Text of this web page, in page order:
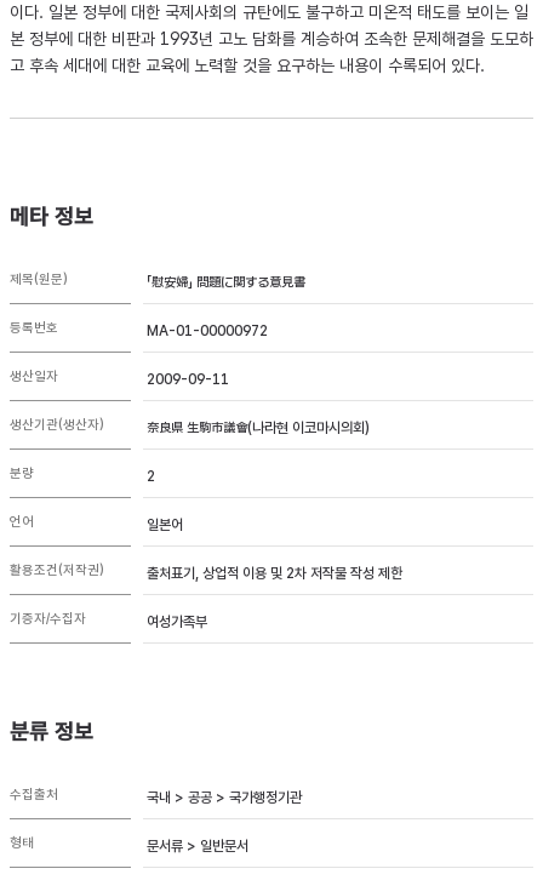
이다. 일본 정부에 대한 국제사회의 규탄에도 불구하고 미온적 태도를 보이는 일
본 정부에 대한 비판과 1993년 고노 담화를 계승하여 조속한 문제해결을 도모하
고 후속 세대에 대한 교육에 노력할 것을 요구하는 내용이 수록되어 있다.
메타 정보
제목(원문) 「慰安婦」 問題に関する意見書
등록번호 MA-01-00000972
생산일자 2009-09-11
생산기관(생산자) 奈良県 生駒市議會(나라현 이코마시의회)
분량 2
언어 일본어
활용조건(저작권) 출처표기, 상업적 이용 및 2차 저작물 작성 제한
기증자/수집자 여성가족부
분류 정보
수집출처 국내 > 공공 > 국가행정기관
형태 문서류 > 일반문서